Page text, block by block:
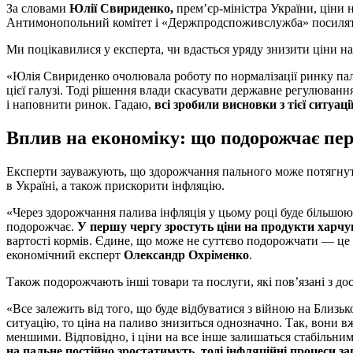
За словами Юлії Свириденко, прем’єр-міністра України, ціни
Антимонопольний комітет і «Держпродспоживслужба»
Ми поцікавилися у експерта, чи вдасться уряду знизити ціни
«Юлія Свириденко очолювала роботу по нормалізації ринку
цієї галузі. Тоді рішення влади скасувати державне
і наповнити ринок. Гадаю, всі зробили висновки з тієї ситуації
Вплив на економіку: що подорожчає
Експерти зауважують, що здорожчання пального може
в Україні, а також прискорити інфляцію.
«Через здорожчання палива інфляція у цьому році буде
подорожчає. У першу чергу зростуть ціни на продукти
вартості кормів. Єдине, що може не суттєво подорожчати —
економічний експерт Олександр Охріменко.
Також подорожчають інші товари та послуги, які пов’язані з
«Все залежить від того, що буде відбуватися з війною на
ситуацію, то ціна на паливо знизиться однозначно. Так, вони
меншими. Відповідно, і ціни на все інше залишаться